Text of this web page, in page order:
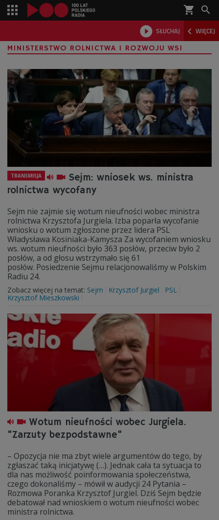
shopping_cart 
 SŁUCHAJ  WIĘCEJ

MINISTERSTWO ROLNICTWA I ROZWOJU WSI
TRANSMISJA
Sejm: wniosek ws. ministra
rolnictwa wycofany
Sejm nie zajmie się wotum nieufności wobec ministra
rolnictwa Krzysztofa Jurgiela. Izba poparła wycofanie
wniosku o wotum zgłoszone przez lidera PSL
Władysława Kosiniaka-Kamysza Za wycofaniem wniosku
ws. wotum nieufności było 363 posłów, przeciw było 2
posłów, a od głosu wstrzymało się 61
posłów. Posiedzenie Sejmu relacjonowaliśmy w Polskim
Radiu 24.
Zobacz więcej na temat: Sejm Krzysztof Jurgiel
PSL
Krzysztof Mieszkowski
Wotum nieufności wobec Jurgiela.
"Zarzuty bezpodstawne"
– Opozycja nie ma zbyt wiele argumentów do tego, by
zgłaszać taką inicjatywę (…). Jednak cała ta sytuacja to
dla nas możliwość poinformowania społeczeństwa,
czego dokonaliśmy – mówił w audycji 24 Pytania –
Rozmowa Poranka Krzysztof Jurgiel. Dziś Sejm będzie
debatował nad wnioskiem o wotum nieufności wobec
ministra rolnictwa.